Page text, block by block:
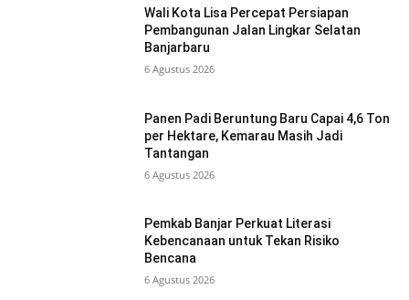
Wali Kota Lisa Percepat Persiapan
Pembangunan Jalan Lingkar Selatan
Banjarbaru
6 Agustus 2026
Panen Padi Beruntung Baru Capai 4,6 Ton
per Hektare, Kemarau Masih Jadi
Tantangan
6 Agustus 2026
Pemkab Banjar Perkuat Literasi
Kebencanaan untuk Tekan Risiko
Bencana
6 Agustus 2026